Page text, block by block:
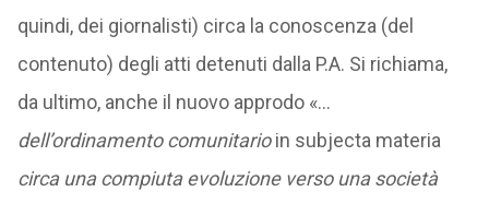
quindi, dei giornalisti) circa la conoscenza (del
contenuto) degli atti detenuti dalla P.A. Si richiama,
da ultimo, anche il nuovo approdo «…
dell’ordinamento comunitarioin subjecta materia
circa una compiuta evoluzione verso una società